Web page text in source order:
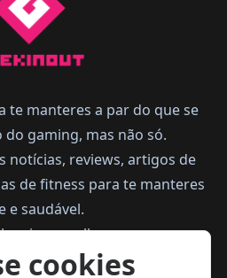
te manteres a par do que se
do gaming, mas não só.
notícias, reviews, artigos de
de fitness para te manteres
e saudável.
joga melhor.
cookies